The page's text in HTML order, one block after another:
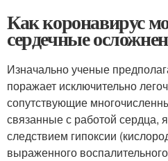
Как коронавирус
сердечные
Изначально ученые
поражает исключительно
сопутствующие
связанные с работой сердца,
следствием гипоксии
выраженного